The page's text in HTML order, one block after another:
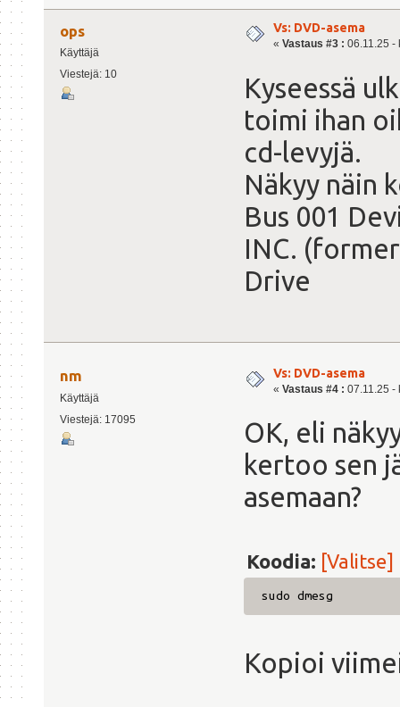
ops
Käyttäjä
Viestejä: 10
Vs: DVD-asema
« Vastaus #3 : 06.11.25 -
Kyseessä
toimi ihan
cd-levyjä.
Näkyy näin
Bus 001
INC.
Drive
nm
Käyttäjä
Viestejä: 17095
Vs: DVD-asema
« Vastaus #4 : 07.11.25 -
OK, eli
kertoo sen
asemaan?
Koodia: [Valitse]
sudo dmesg
Kopioi